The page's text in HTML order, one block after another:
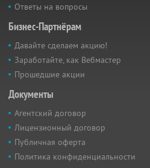
Ответы на вопросы
Бизнес-Партнёрам
Давайте сделаем акцию!
Заработайте, как Вебмастер
Прошедшие акции
Документы
Агентский договор
Лицензионный договор
Публичная оферта
Политика конфиденциальности